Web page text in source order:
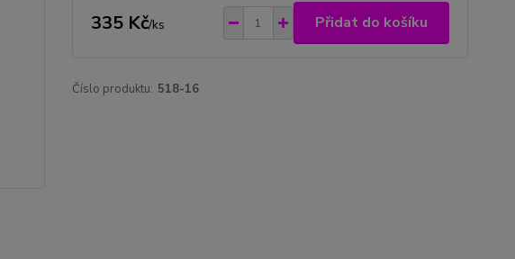
335 Kč/ks Přidat do košíku
Číslo produktu: 518-16